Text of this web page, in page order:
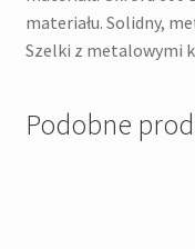
materiału. Solidny,
Szelki z metalowymi
Podobne